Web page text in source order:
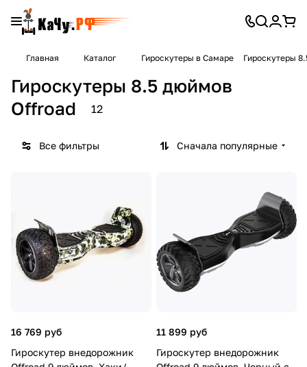
Главная Каталог Гироскутеры в Самаре Гироскутеры
Гироскутеры 8.5 дюймов
Offroad
12
Все фильтры Сначала популярные
16 769 руб
Гироскутер внедорожник
11 899 руб
Гироскутер внедорожник